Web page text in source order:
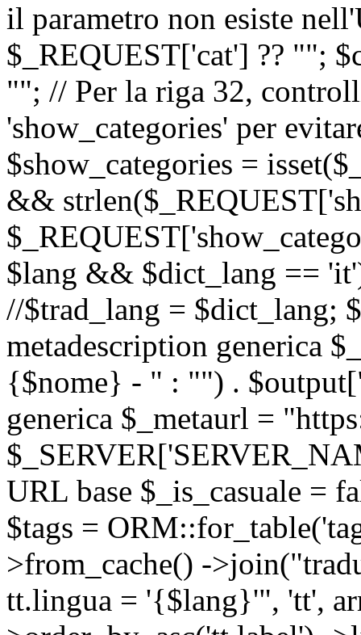
il parametro non esiste
$_REQUEST['cat'] ?? "";
""; // Per la riga 32,
'show_categories' per
$show_categories =
&&
$lang && $dict_lang ==
//$trad_lang = $dict_lang;
metadescription generica
{$nome} - " : "") .
generica $_metaurl =
URL base $_is_casuale =
$tags =
>from_cache() -
tt.lingua = '{$lang}'", 'tt',